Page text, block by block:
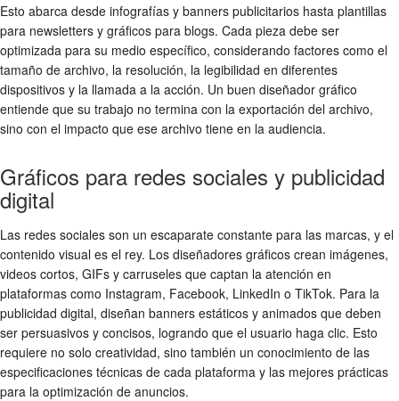
Esto abarca desde infografías y banners publicitarios hasta plantillas
para newsletters y gráficos para blogs. Cada pieza debe ser
optimizada para su medio específico, considerando factores como el
tamaño de archivo, la resolución, la legibilidad en diferentes
dispositivos y la llamada a la acción. Un buen diseñador gráfico
entiende que su trabajo no termina con la exportación del archivo,
sino con el impacto que ese archivo tiene en la audiencia.
Gráficos para redes sociales y publicidad
digital
Las redes sociales son un escaparate constante para las marcas, y el
contenido visual es el rey. Los diseñadores gráficos crean imágenes,
videos cortos, GIFs y carruseles que captan la atención en
plataformas como Instagram, Facebook, LinkedIn o TikTok. Para la
publicidad digital, diseñan banners estáticos y animados que deben
ser persuasivos y concisos, logrando que el usuario haga clic. Esto
requiere no solo creatividad, sino también un conocimiento de las
especificaciones técnicas de cada plataforma y las mejores prácticas
para la optimización de anuncios.